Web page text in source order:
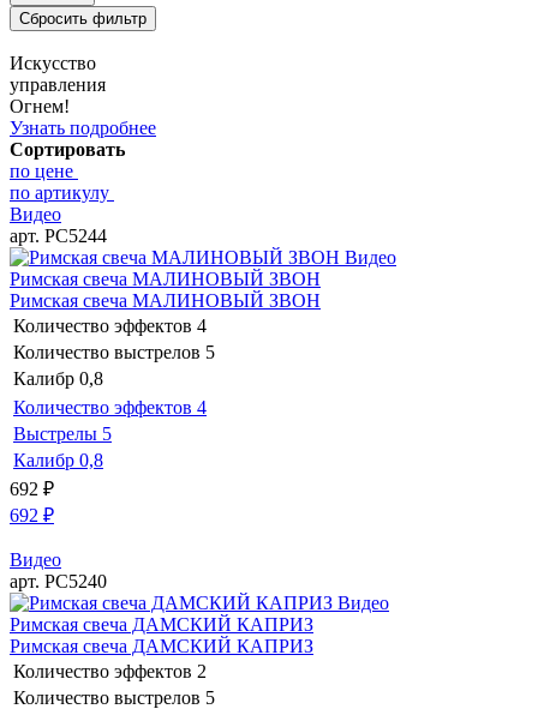
Искусство
управления
Огнем!
Узнать подробнее
Сортировать
по цене
по артикулу
Видео
арт. РС5244
Видео
Римская свеча МАЛИНОВЫЙ ЗВОН
Римская свеча МАЛИНОВЫЙ ЗВОН
Количество эффектов 4
Количество выстрелов 5
Калибр 0,8
Количество эффектов 4
Выстрелы 5
Калибр 0,8
692 ₽
692 ₽
Видео
арт. РС5240
Видео
Римская свеча ДАМСКИЙ КАПРИЗ
Римская свеча ДАМСКИЙ КАПРИЗ
Количество эффектов 2
Количество выстрелов 5